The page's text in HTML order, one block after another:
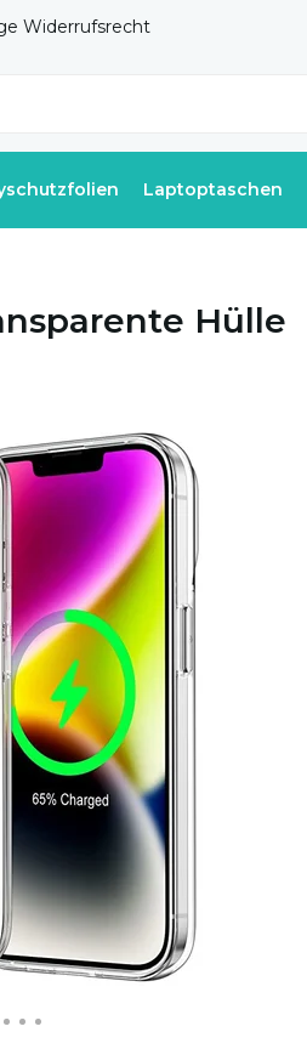
Widerrufsrecht
Laptoptaschen
Hülle